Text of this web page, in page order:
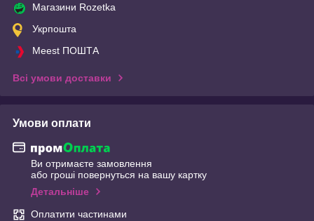
Магазини Rozetka
Укрпошта
Meest ПОШТА
Всі умови доставки
Умови оплати
Ви отримаєте замовлення
або гроші повернуться на вашу картку
Детальніше
Оплатити частинами